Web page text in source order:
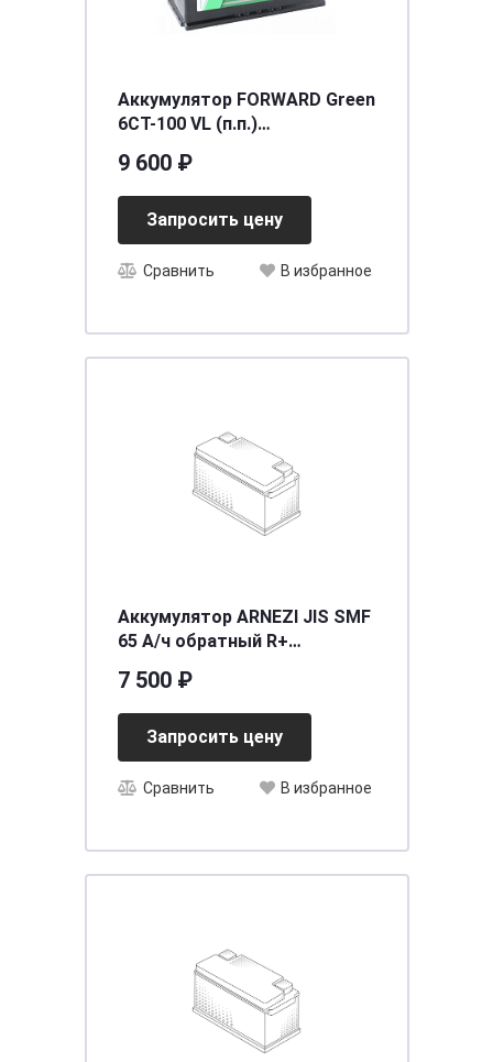
Аккумулятор FORWARD Green
6СТ-100 VL (п.п.)
9 600 ₽
Запросить цену
Сравнить В избранное
Аккумулятор ARNEZI JIS SMF
65 А/ч обратный R+
7 500 ₽
Запросить цену
Сравнить В избранное